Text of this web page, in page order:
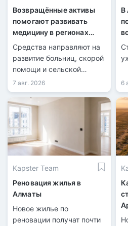
Возвращённые активы
помогают развивать
медицину в регионах
Казахстана
Средства направляют на
развитие больниц, скорой
помощи и сельской
медицины.
7 авг. 2026
В
6
Kapster Team
Реновация жилья в
Алматы
Новое жилье по
реновации получат почти